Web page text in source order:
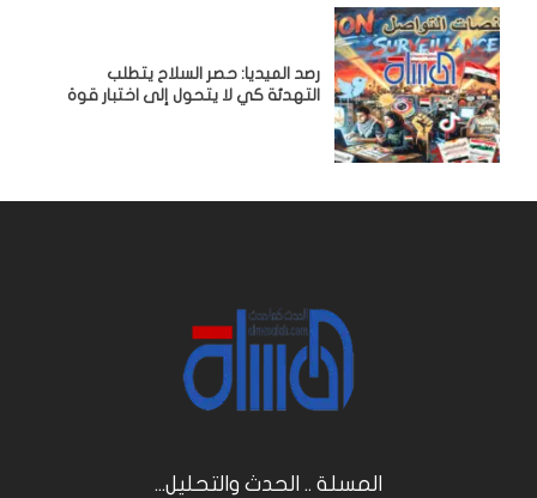
رصد الميديا: حصر السلاح يتطلب
التهدئة كي لا يتحول إلى اختبار قوة
المسلة .. الحدث والتحليل...